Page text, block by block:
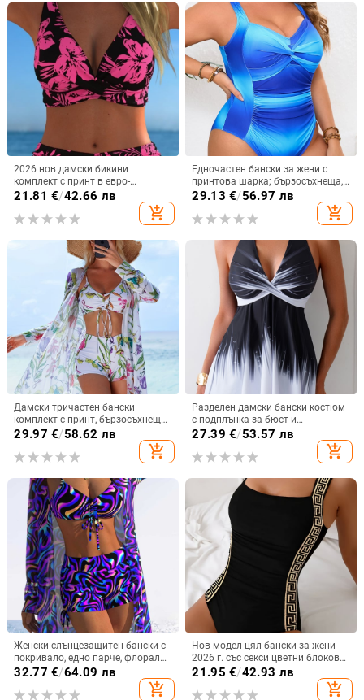
2026 нов дамски бикини
комплект с принт в евро-
американски стил, две части за
21.81 €/42.66 лв
add_shopping_cart
Едночастен бански за жени с
принтова шарка; бързосъхнеща,
високоеластична материя;
полиестер 82% с подплата 95%
полиестер; метална опора и
29.13 €/56.97 лв
add_shopping_cart
Дамски тричастен бански
комплект с принт, бързосъхнещ
полиестер със спандекс
(82%/18%), подплънки за бюст
29.97 €/58.62 лв
add_shopping_cart
Разделен дамски бански костюм
с подплънка за бюст и
завързване, принт, полиестер,
27.39 €/53.57 лв
add_shopping_cart
Женски слънцезащитен бански с
покривало, едно парче, флорална
шарка, пролет 2026
32.77 €/64.09 лв
add_shopping_cart
Нов модел цял бански за жени
2026 г. със секси цветни блокове
и стилни детайли
21.95 €/42.93 лв
add_shopping_cart